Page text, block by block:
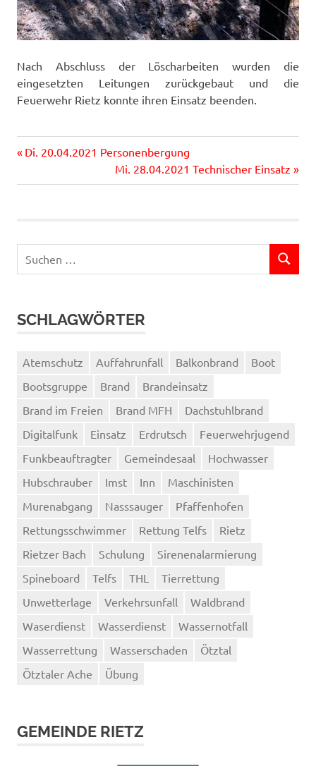
Nach Abschluss der Löscharbeiten wurden die
eingesetzten Leitungen zurückgebaut und die
Feuerwehr Rietz konnte ihren Einsatz beenden.
Beitragsnavigation
Vorheriger
Di. 20.04.2021 Personenbergung
Nächster
Beitrag:
Mi. 28.04.2021 Technischer Einsatz
nach:
SUCHEN
SCHLAGWÖRTER
Atemschutz Auffahrunfall Balkonbrand
Boot
Bootsgruppe
Brand
Brandeinsatz
Brand im Freien
Brand MFH
Dachstuhlbrand
Digitalfunk
Einsatz Erdrutsch
Feuerwehrjugend
Funkbeauftragter
Gemeindesaal
Hochwasser
Hubschrauber
Imst Inn
Maschinisten
Murenabgang
Nasssauger
Pfaffenhofen
Rettungsschwimmer
Rettung Telfs
Rietz
Rietzer Bach
Schulung
Sirenenalarmierung
Spineboard
Telfs THL
Tierrettung
Unwetterlage
Verkehrsunfall
Waldbrand
Waserdienst
Wasserdienst
Wassernotfall
Wasserrettung
Wasserschaden
Ötztal
Ötztaler Ache
Übung
GEMEINDE RIETZ